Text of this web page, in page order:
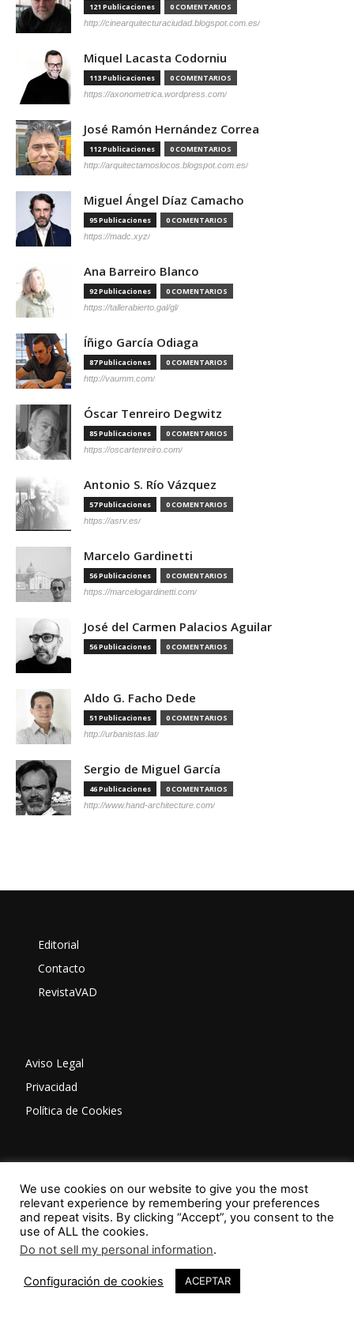
121 Publicaciones 0 COMENTARIOS
http://cinearquitecturaciudad.blogspot.com.es/
Miquel Lacasta Codorniu
113 Publicaciones 0 COMENTARIOS
https://axonometrica.wordpress.com/
José Ramón Hernández Correa
112 Publicaciones 0 COMENTARIOS
http://arquitectamoslocos.blogspot.com.es/
Miguel Ángel Díaz Camacho
95 Publicaciones 0 COMENTARIOS
https://madc.xyz/
Ana Barreiro Blanco
92 Publicaciones 0 COMENTARIOS
https://tallerabierto.gal/gl/
Íñigo García Odiaga
87 Publicaciones 0 COMENTARIOS
http://vaumm.com/
Óscar Tenreiro Degwitz
85 Publicaciones 0 COMENTARIOS
https://oscartenreiro.com/
Antonio S. Río Vázquez
57 Publicaciones 0 COMENTARIOS
https://asrv.es/
Marcelo Gardinetti
56 Publicaciones 0 COMENTARIOS
https://marcelogardinetti.com/
José del Carmen Palacios Aguilar
56 Publicaciones 0 COMENTARIOS
Aldo G. Facho Dede
51 Publicaciones 0 COMENTARIOS
http://urbanistas.lat/
Sergio de Miguel García
46 Publicaciones 0 COMENTARIOS
http://www.hand-architecture.com/
Editorial
Contacto
RevistaVAD
Aviso Legal
Privacidad
Política de Cookies
SÍGUENOS
We use cookies on our website to give you the most
relevant experience by remembering your preferences
and repeat visits. By clicking “Accept”, you consent to the
use of ALL the cookies.
Do not sell my personal information.
Configuración de cookies ACEPTAR